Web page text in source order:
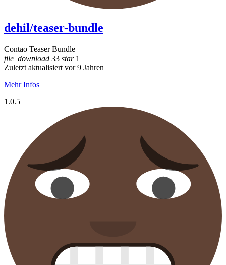
dehil/teaser-bundle
Contao Teaser Bundle
file_download 33 star1
Zuletzt aktualisiert vor 9 Jahren
Mehr Infos
1.0.5